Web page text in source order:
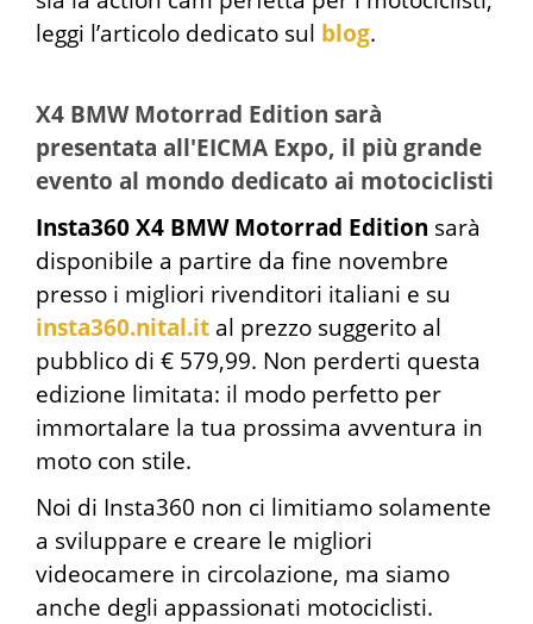
leggi l’articolo dedicato sul blog.
X4 BMW Motorrad Edition sarà
presentata all'EICMA Expo, il più grande
evento al mondo dedicato ai motociclisti
Insta360 X4 BMW Motorrad Edition sarà
disponibile a partire da fine novembre
presso i migliori rivenditori italiani e su
insta360.nital.it al prezzo suggerito al
pubblico di € 579,99. Non perderti questa
edizione limitata: il modo perfetto per
immortalare la tua prossima avventura in
moto con stile.
Noi di Insta360 non ci limitiamo solamente
a sviluppare e creare le migliori
videocamere in circolazione, ma siamo
anche degli appassionati motociclisti.